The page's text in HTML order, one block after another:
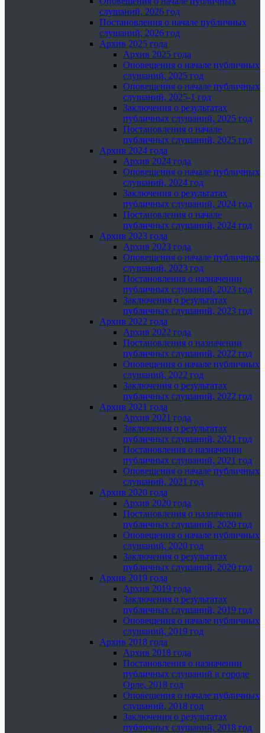
слушаний, 2026 год
Постановления о начале публичных
слушаний, 2026 год
Архив 2025 года
Архив 2025 года
Оповещения о начале публичных
слушаний, 2025 год
Оповещения о начале публичных
слушаний, 2025-1 год
Заключения о результатах
публичных слушаний, 2025 год
Постановления о начале
публичных слушаний, 2025 год
Архив 2024 года
Архив 2024 года
Оповещения о начале публичных
слушаний, 2024 год
Заключения о результатах
публичных слушаний, 2024 год
Постановления о начале
публичных слушаний, 2024 год
Архив 2023 года
Архив 2023 года
Оповещения о начале публичных
слушаний, 2023 год
Постановления о назначении
публичных слушаний, 2023 год
Заключения о результатах
публичных слушаний, 2023 год
Архив 2022 года
Архив 2022 года
Постановления о назначении
публичных слушаний, 2022 год
Оповещения о начале публичных
слушаний, 2022 год
Заключения о результатах
публичных слушаний, 2022 год
Архив 2021 года
Архив 2021 года
Заключения о результатах
публичных слушаний, 2021 год
Постановления о назначении
публичных слушаний, 2021 год
Оповещения о начале публичных
слушаний, 2021 год
Архив 2020 года
Архив 2020 года
Постановления о назначении
публичных слушаний, 2020 год
Оповещения о начале публичных
слушаний, 2020 год
Заключения о результатах
публичных слушаний, 2020 год
Архив 2019 года
Архив 2019 года
Заключения о результатах
публичных слушаний, 2019 год
Оповещения о начале публичных
слушаний, 2019 год
Архив 2018 года
Архив 2018 года
Постановления о назначении
публичных слушаний в городе
Орле, 2018 год
Оповещения о начале публичных
слушаний, 2018 год
Заключения о результатах
публичных слушаний, 2018 год